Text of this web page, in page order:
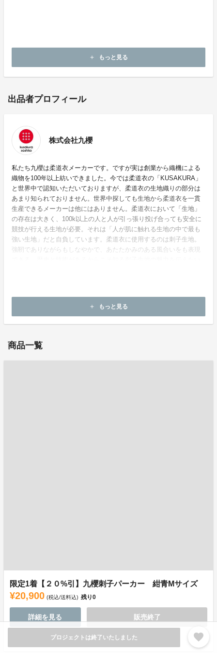
プロジェクトは終了いたしました favorite
add もっと見る
出品者プロフィール
株式会社九櫻
私たち九櫻は柔道衣メーカーです。ですが実は創業から織機による
織物を100年以上紡いできました。今では柔道衣の「KUSAKURA」
と世界中で認知いただいておりますが、柔道衣の生地織りの部分は
あまり知られておりません。世界中探しても生地から柔道衣を一貫
生産できるメーカーは他にはありません。柔道衣において「生地」
の存在は大きく、100k以上の人と人が引っ張り投げ合っても安全に
競技が行える生地が必要。それは「人が肌に触れる生地の中で最も
強い生地」だと自負しています。柔道衣に使用するのは刺子生地。
強靭でありながらもしなやかで、あたたかみのある風合いをも表現
add もっと見る
商品一覧
限定1着【２０%引】九櫻刺子パーカー 紺青Mサイズ
¥20,900 (税込/送料込) 残り0
詳細を見る 販売終了
ご提供予定時期：2024年2月頃